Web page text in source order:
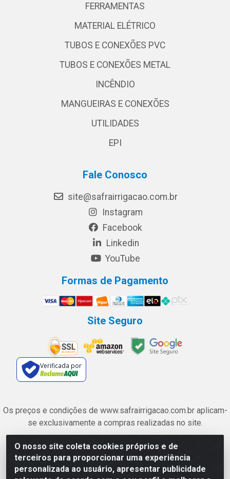
O nosso site coleta cookies próprios e de
terceiros para proporcionar uma experiência
personalizada ao usuário, apresentar publicidade
FERRAMENTAS
MATERIAL ELÉTRICO
TUBOS E CONEXÕES PVC
TUBOS E CONEXÕES METAL
INCÊNDIO
MANGUEIRAS E CONEXÕES
UTILIDADES
EPI
Fale Conosco
site@safrairrigacao.com.br
Instagram
Facebook
Linkedin
YouTube
Formas de Pagamento
Site Seguro
Verificada por
Os preços e condições de www.safrairrigacao.com.br aplicam-
se exclusivamente a compras realizadas no site.
Safra Agrícola e Pecuária LTDA - Avenida Castelo Branco, 5330 -
Esplanada dos Anicuns, Goiânia/GO - CEP 74.433-205 - CNPJ
06.315.490/0001-00